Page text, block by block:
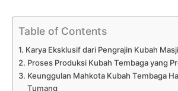
Table of Contents
Karya Eksklusif dari Pengrajin Kubah
Proses Produksi Kubah Tembaga yang
Keunggulan Mahkota Kubah Tembaga
Tumang